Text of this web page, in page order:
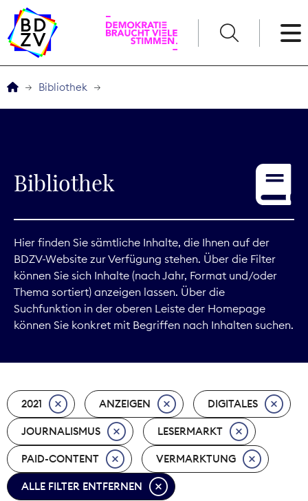
Service
Digitales
Kommunikation
Marktdaten
Nachhaltigkeit
Nachwuchs
Nova Award
Bibliothek
Bibliothek
Hier finden Sie sämtliche Inhalte, die Ihnen auf der
BDZV-Website zur Verfügung stehen. Über die Filter
können Sie sich Inhalte (nach Jahr, Format und/oder
Thema sortiert) anzeigen lassen. Über die
Suchfunktion in der oberen Leiste der Homepage
können Sie konkret mit Begriffen nach Inhalten suchen.
2021 ANZEIGEN DIGITALES
JOURNALISMUS LESERMARKT
PAID-CONTENT VERMARKTUNG
ALLE FILTER ENTFERNEN